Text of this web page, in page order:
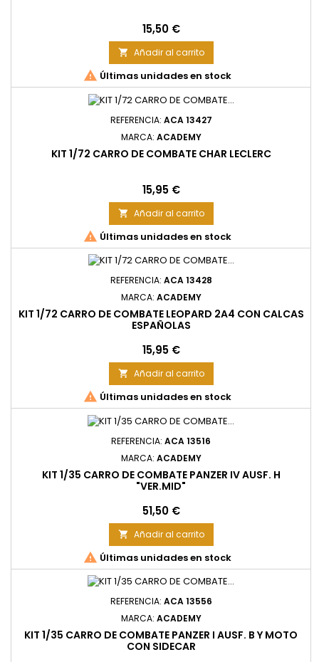
Precio
15,50 €
 Añadir al carrito
 Últimas unidades en stock
REFERENCIA: ACA 13427
MARCA: ACADEMY
KIT 1/72 CARRO DE COMBATE CHAR LECLERC
Precio
15,95 €
 Añadir al carrito
 Últimas unidades en stock
REFERENCIA: ACA 13428
MARCA: ACADEMY
KIT 1/72 CARRO DE COMBATE LEOPARD 2A4 CON CALCAS
ESPAÑOLAS
Precio
15,95 €
 Añadir al carrito
 Últimas unidades en stock
REFERENCIA: ACA 13516
MARCA: ACADEMY
KIT 1/35 CARRO DE COMBATE PANZER IV AUSF. H
"VER.MID"
Precio
51,50 €
 Añadir al carrito
 Últimas unidades en stock
REFERENCIA: ACA 13556
MARCA: ACADEMY
KIT 1/35 CARRO DE COMBATE PANZER I AUSF. B Y MOTO
CON SIDECAR